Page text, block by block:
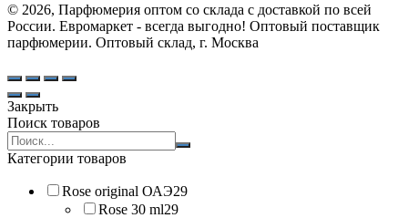
© 2026, Парфюмерия оптом со склада с доставкой по всей
России. Евромаркет - всегда выгодно! Оптовый поставщик
парфюмерии. Оптовый склад, г. Москва
Закрыть
Поиск товаров
Search
products:
Категории товаров
Rose original ОАЭ29
Rose 30 ml29